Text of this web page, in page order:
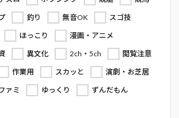
釣り 無音OK
スゴ技
ほっこり
漫画・アニメ
異文化 2ch・5ch
閲覧注意
作業用 スカッと
演劇・お芝居
ァミ
ゆっくり ずんだもん